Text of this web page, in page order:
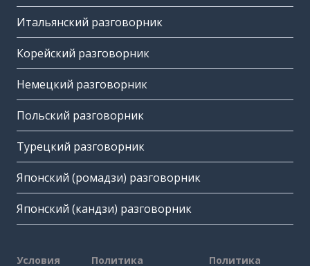
Итальянский разговорник
Корейский разговорник
Немецкий разговорник
Польский разговорник
Турецкий разговорник
Японский (ромадзи) разговорник
Японский (кандзи) разговорник
Условия Политика Политика